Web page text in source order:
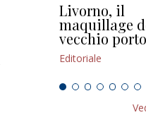
Livorno, il
maquillage
vecchio porto
Editoriale